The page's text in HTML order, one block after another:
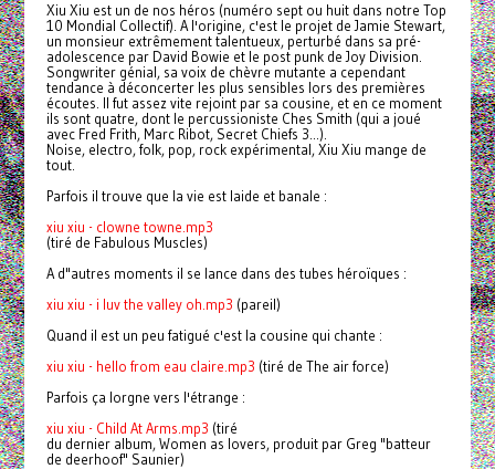
Xiu Xiu est un de nos héros (numéro sept ou huit dans notre Top
10 Mondial Collectif). A l'origine, c'est le projet de Jamie Stewart,
un monsieur extrêmement talentueux, perturbé dans sa pré-
adolescence par David Bowie et le post punk de Joy Division.
Songwriter génial, sa voix de chèvre mutante a cependant
tendance à déconcerter les plus sensibles lors des premières
écoutes. Il fut assez vite rejoint par sa cousine, et en ce moment
ils sont quatre, dont le percussioniste Ches Smith (qui a joué
avec Fred Frith, Marc Ribot, Secret Chiefs 3...).
Noise, electro, folk, pop, rock expérimental, Xiu Xiu mange de
tout.
Parfois il trouve que la vie est laide et banale :
xiu xiu - clowne towne.mp3
(tiré de Fabulous Muscles)
A d"autres moments il se lance dans des tubes héroïques :
xiu xiu - i luv the valley oh.mp3 (pareil)
Quand il est un peu fatigué c'est la cousine qui chante :
xiu xiu - hello from eau claire.mp3 (tiré de The air force)
Parfois ça lorgne vers l'étrange :
xiu xiu - Child At Arms.mp3 (tiré
du dernier album, Women as lovers, produit par Greg "batteur
de deerhoof" Saunier)